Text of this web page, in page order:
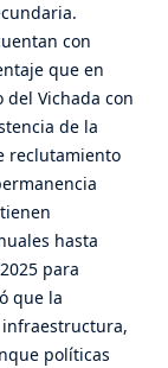
con
que en
del Vichada con
de la
reclutamiento
hasta
para
que la
políticas